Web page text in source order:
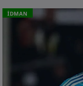
İDMAN